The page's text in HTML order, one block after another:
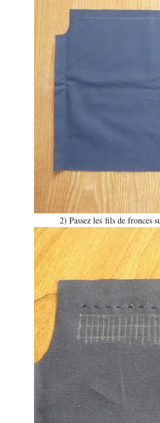
2) Passez les fils de fronces